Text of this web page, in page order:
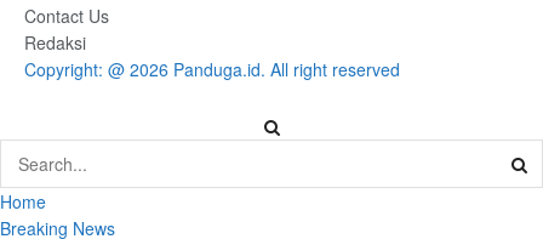
Contact Us
Redaksi
Copyright: @ 2026 Panduga.id. All right reserved
Home
Breaking News